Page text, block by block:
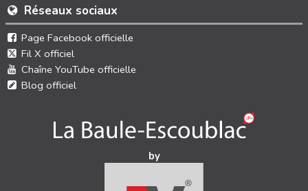
Réseaux sociaux
Page Facebook officielle
Fil X officiel
Chaîne YouTube officielle
Blog officiel
by